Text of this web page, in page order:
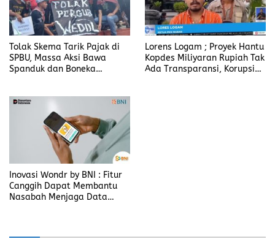
Tolak Skema Tarik Pajak di
SPBU, Massa Aksi Bawa
Spanduk dan Boneka
Gubernur NTT Melki Laka
Lorens Logam ; Proyek Hantu
Kopdes Miliyaran Rupiah Tak
Ada Transparansi, Korupsi
Inovasi Wondr by BNI : Fitur
Canggih Dapat Membantu
Nasabah Menjaga Data